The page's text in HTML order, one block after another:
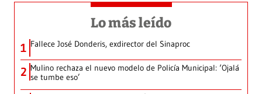
Lo más leído
1 Fallece José Donderis, exdirector del Sinaproc
2 Mulino rechaza el nuevo modelo de Policía Municipal: ‘Ojalá
se tumbe eso’